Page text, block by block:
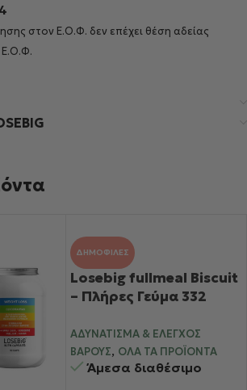
στον Ε.Ο.Φ. δεν επέχει θέση αδείας
Ε.Ο.Φ.
ΔΗΜΟΦΙΛΈΣ
Losebig fullmeal Biscuit
– Πλήρες Γεύμα 332
Πρωτεΐνης
ΑΔΥΝΆΤΙΣΜΑ & ΈΛΕΓΧΟΣ
ΒΆΡΟΥΣ, ΌΛΑ ΤΑ ΠΡΟΪΌΝΤΑ
Άμεσα διαθέσιμο